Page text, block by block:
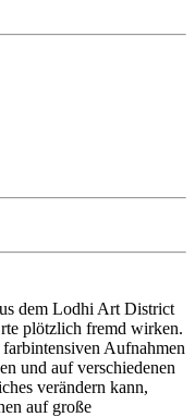
dem Lodhi Art District
plötzlich fremd wirken.
Aufnahmen
und auf verschiedenen
verändern kann,
auf große